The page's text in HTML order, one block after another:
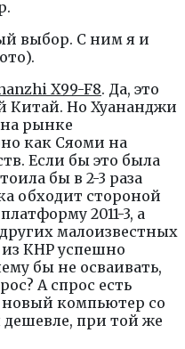
выбор. С ним я и
X99-F8. Да, это
Китай. Но Хуананджи
на рынке
как Сяоми на
Если бы это была
бы в 2-3 раза
обходит стороной
2011-3, а
малоизвестных
КНР успешно
бы не осваивать,
А спрос есть
компьютер со
при той же